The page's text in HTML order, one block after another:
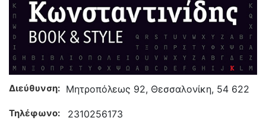
Διεύθυνση: Μητροπόλεως 92, Θεσσαλονίκη, 54 622
Τηλέφωνο: 2310256173